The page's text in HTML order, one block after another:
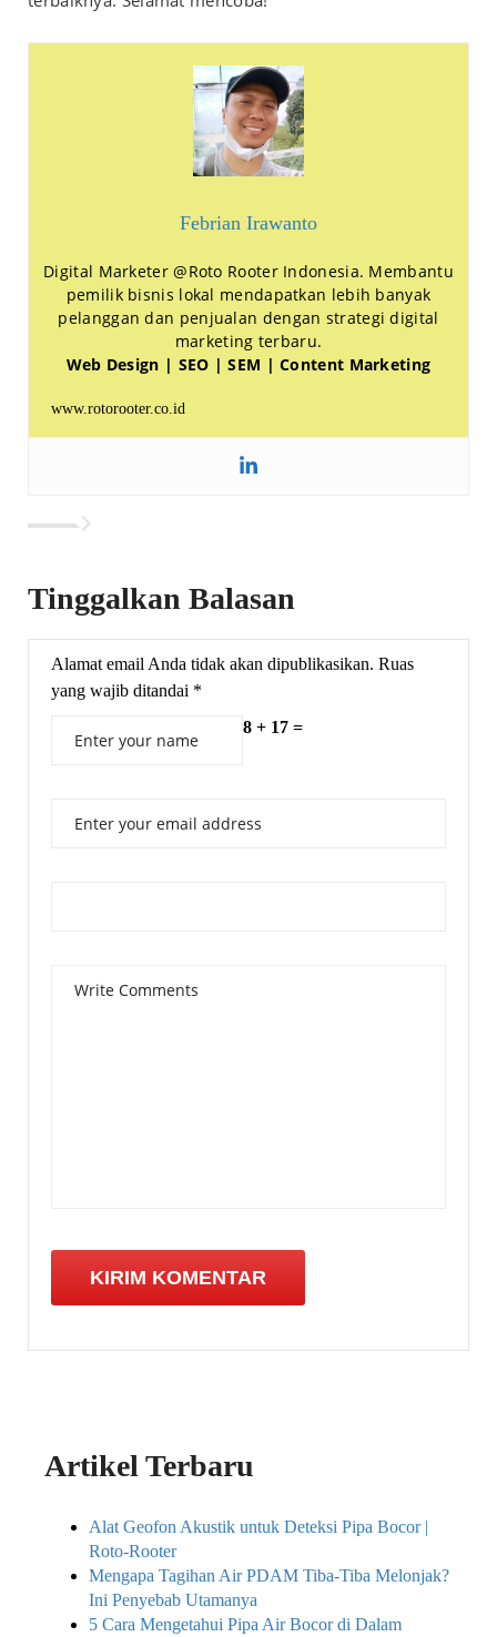
Febrian Irawanto
Digital Marketer @Roto Rooter Indonesia. Membantu
pemilik bisnis lokal mendapatkan lebih banyak
pelanggan dan penjualan dengan strategi digital
marketing terbaru.
Web Design | SEO | SEM | Content Marketing
www.rotorooter.co.id
Tinggalkan Balasan
Alamat email Anda tidak akan dipublikasikan. Ruas
yang wajib ditandai *
8 + 17 =
Artikel Terbaru
Alat Geofon Akustik untuk Deteksi Pipa Bocor |
Roto-Rooter
Mengapa Tagihan Air PDAM Tiba-Tiba Melonjak?
Ini Penyebab Utamanya
5 Cara Mengetahui Pipa Air Bocor di Dalam